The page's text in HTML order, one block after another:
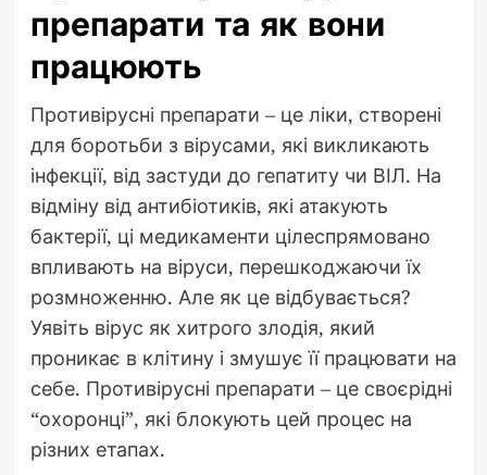
препарати та як вони
працюють
Противірусні препарати – це ліки, створені
для боротьби з вірусами, які викликають
інфекції, від застуди до гепатиту чи ВІЛ. На
відміну від антибіотиків, які атакують
бактерії, ці медикаменти цілеспрямовано
впливають на віруси, перешкоджаючи їх
розмноженню. Але як це відбувається?
Уявіть вірус як хитрого злодія, який
проникає в клітину і змушує її працювати на
себе. Противірусні препарати – це своєрідні
“охоронці”, які блокують цей процес на
різних етапах.